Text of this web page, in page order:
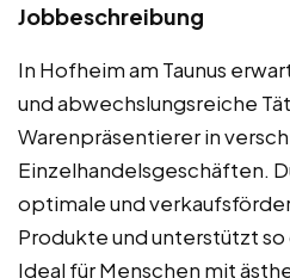
Jobbeschreibung
In Hofheim am Taunus
und abwechslungsreiche
Warenpräsentierer in
Einzelhandelsgeschäften.
optimale und
Produkte und unterstützt
Ideal für Menschen mit